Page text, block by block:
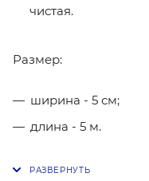
чистая.
Размер:
ширина - 5 см;
длина - 5 м.